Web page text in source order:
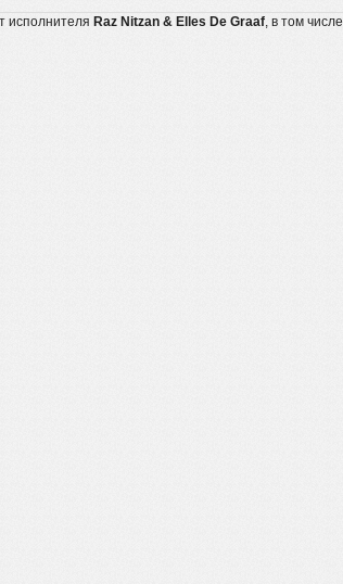
исполнителя Raz Nitzan & Elles De Graaf, в том числе